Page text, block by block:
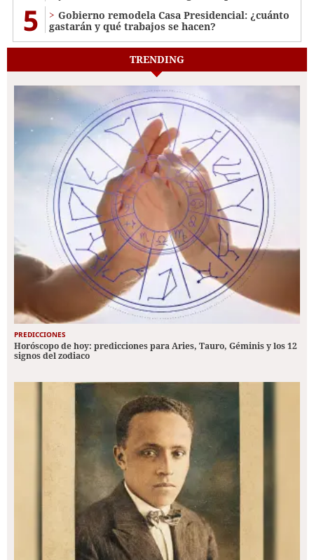
5
Gobierno remodela Casa Presidencial: ¿cuánto
gastarán y qué trabajos se hacen?
TRENDING
PREDICCIONES
Horóscopo de hoy: predicciones para Aries, Tauro, Géminis y los 12
signos del zodiaco